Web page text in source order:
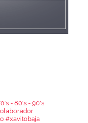
- 80's - 90's
#xavitobaja